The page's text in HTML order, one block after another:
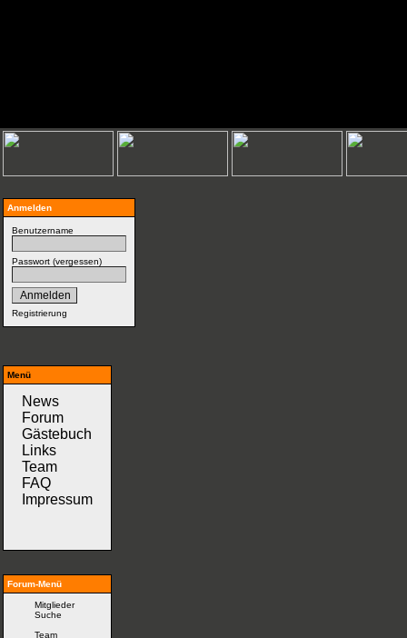
Anmelden
Benutzername
Passwort (vergessen)
Registrierung
Menü
News
Forum
Gästebuch
Links
Team
FAQ
Impressum
Forum-Menü
Mitglieder
Suche
Team